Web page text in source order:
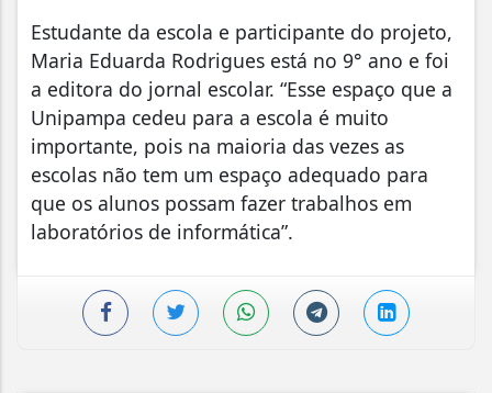
Estudante da escola e participante do projeto,
Maria Eduarda Rodrigues está no 9° ano e foi
a editora do jornal escolar. “Esse espaço que a
Unipampa cedeu para a escola é muito
importante, pois na maioria das vezes as
escolas não tem um espaço adequado para
que os alunos possam fazer trabalhos em
laboratórios de informática”.